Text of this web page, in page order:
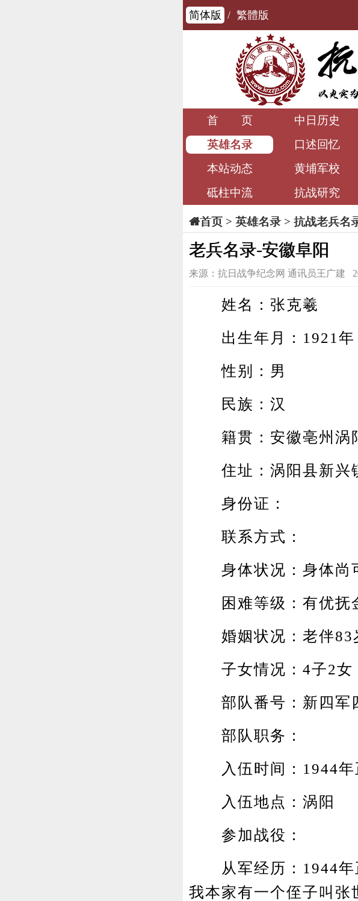
简体版 / 繁體版
首 页 中日历史
英雄名录
口述回忆
本站动态
黄埔军校
砥柱中流
抗战研究
首页> 英雄名录> 抗战老兵名
老兵名录-安徽阜阳
来源：抗日战争纪念网 通讯员王广建
姓名：张克羲
出生年月：1921年
性别：男
民族：汉
籍贯：安徽亳州涡
住址：涡阳县新兴
身份证：
联系方式：
身体状况：身体尚
困难等级：有优抚金
婚姻状况：老伴83
子女情况：4子2女
部队番号：新四军
部队职务：
入伍时间：1944年
入伍地点：涡阳
参加战役：
从军经历：1944年
我本家有一个侄子叫张